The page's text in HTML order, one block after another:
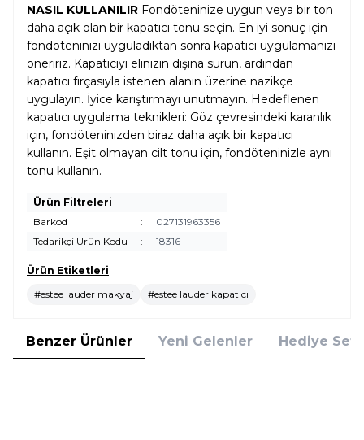
NASIL KULLANILIR Fondöteninize uygun veya bir ton
daha açık olan bir kapatıcı tonu seçin. En iyi sonuç için
fondöteninizi uyguladıktan sonra kapatıcı uygulamanızı
öneririz. Kapatıcıyı elinizin dışına sürün, ardından
kapatıcı fırçasıyla istenen alanın üzerine nazikçe
uygulayın. İyice karıştırmayı unutmayın. Hedeflenen
kapatıcı uygulama teknikleri: Göz çevresindeki karanlık
için, fondöteninizden biraz daha açık bir kapatıcı
kullanın. Eşit olmayan cilt tonu için, fondöteninizle aynı
tonu kullanın.
Ürün Filtreleri
Barkod
:
027131963356
Tedarikçi Ürün Kodu
: 18316
Ürün Etiketleri
#estee lauder makyaj
#estee lauder kapatıcı
Benzer Ürünler Yeni Gelenler Hediye